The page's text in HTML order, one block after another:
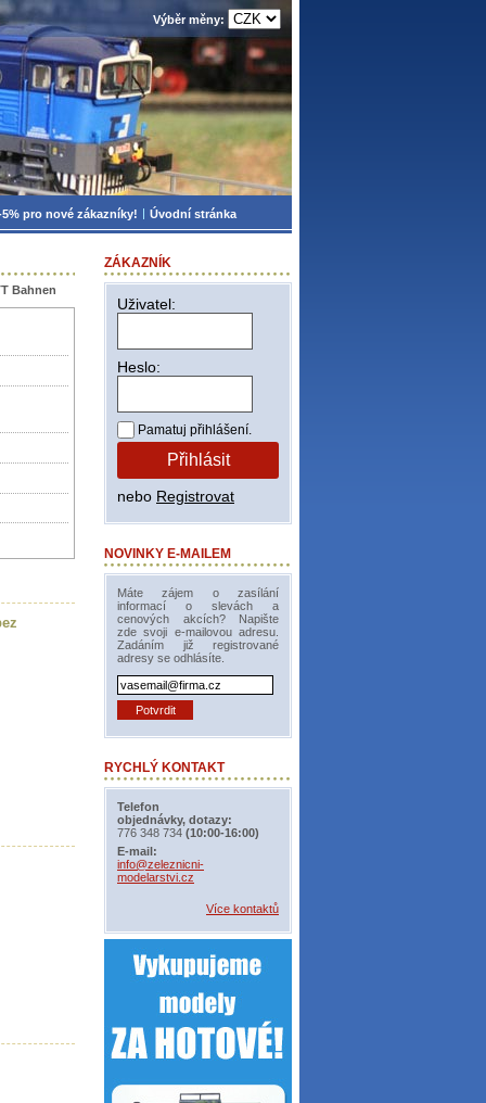
Bahnen
ZÁKAZNÍK
Uživatel:
Heslo:
Pamatuj přihlášení.
Přihlásit
nebo Registrovat
NOVINKY E-MAILEM
Máte zájem o zasílání
informací o slevách a
cenových akcích? Napište
zde svoji e-mailovou adresu.
Zadáním již registrované
adresy se odhlásíte.
RYCHLÝ KONTAKT
Telefon
objednávky, dotazy:
776 348 734 (10:00-16:00)
E-mail:
info@zeleznicni-
modelarstvi.cz
Více kontaktů
Výběr měny:
5% pro nové zákazníky! Úvodní stránka